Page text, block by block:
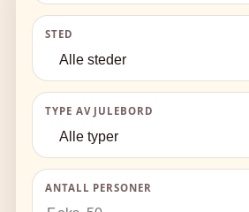
STED
TYPE AV JULEBORD
ANTALL PERSONER